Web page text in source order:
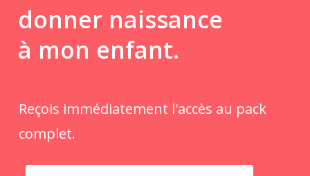
donner naissance
à mon enfant.
Reçois immédiatement l'accès au pack
complet.